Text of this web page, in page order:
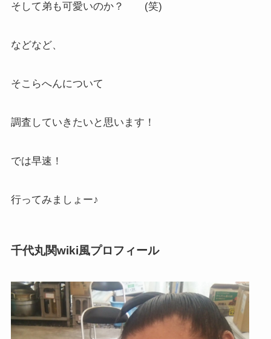
そして弟も可愛いのか？ (笑)
などなど、
そこらへんについて
調査していきたいと思います！
では早速！
行ってみましょー♪
千代丸関wiki風プロフィール